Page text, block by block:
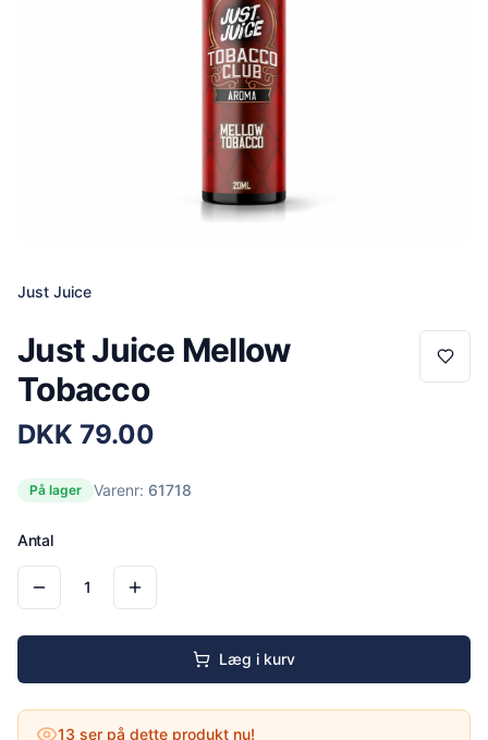
Just Juice
Just Juice Mellow
Tobacco
DKK 79.00
På lager Varenr: 61718
Antal
1
Læg i kurv
13 ser på dette produkt nu!